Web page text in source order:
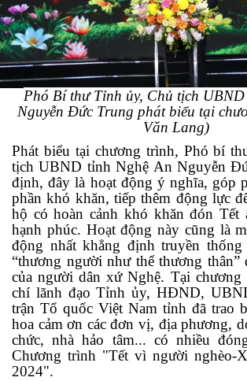
Phó Bí thư Tỉnh ủy, Chủ tịch
Nguyễn Đức Trung phát biểu tại
Văn Lang)
Phát biểu tại chương trình, Phó bí
tịch UBND tỉnh Nghệ An Nguyễn
định, đây là hoạt động ý nghĩa, góp
phần khó khăn, tiếp thêm động lực
hộ có hoàn cảnh khó khăn đón Tết
hạnh phúc. Hoạt động này cũng là
động nhất khẳng định truyền
“thương người như thể thương thân”
của người dân xứ Nghệ. Tại chương
chí lãnh đạo Tỉnh ủy, HĐND,
trận Tổ quốc Việt Nam tỉnh đã trao
hoa cảm ơn các đơn vị, địa phương,
chức, nhà hảo tâm... có nhiều
Chương trình "Tết vì người nghèo-
2024".